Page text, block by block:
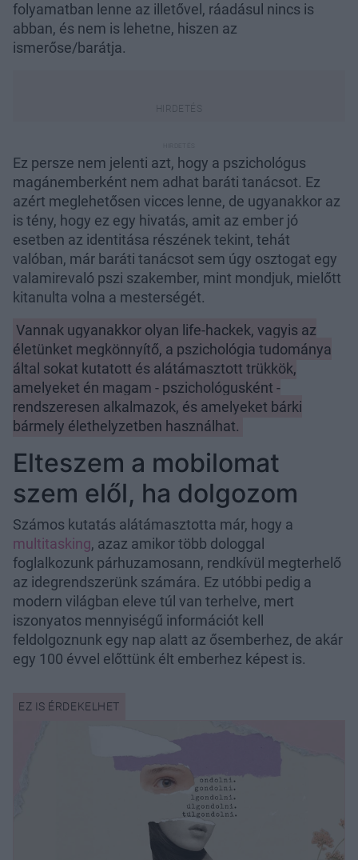
folyamatban lenne az illetővel, ráadásul nincs is
abban, és nem is lehetne, hiszen az
ismerőse/barátja.
Ez persze nem jelenti azt, hogy a pszichológus
magánemberként nem adhat baráti tanácsot. Ez
azért meglehetősen vicces lenne, de ugyanakkor az
is tény, hogy ez egy hivatás, amit az ember jó
esetben az identitása részének tekint, tehát
valóban, már baráti tanácsot sem úgy osztogat egy
valamirevaló pszi szakember, mint mondjuk, mielőtt
kitanulta volna a mesterségét.
Vannak ugyanakkor olyan life-hackek, vagyis az
életünket megkönnyítő, a pszichológia tudománya
által sokat kutatott és alátámasztott trükkök,
amelyeket én magam - pszichológusként -
rendszeresen alkalmazok, és amelyeket bárki
bármely élethelyzetben használhat.
Elteszem a mobilomat
szem elől, ha dolgozom
Számos kutatás alátámasztotta már, hogy a
multitasking, azaz amikor több dologgal
foglalkozunk párhuzamosann, rendkívül megterhelő
az idegrendszerünk számára. Ez utóbbi pedig a
modern világban eleve túl van terhelve, mert
iszonyatos mennyiségű információt kell
feldolgoznunk egy nap alatt az ősemberhez, de akár
egy 100 évvel előttünk élt emberhez képest is.